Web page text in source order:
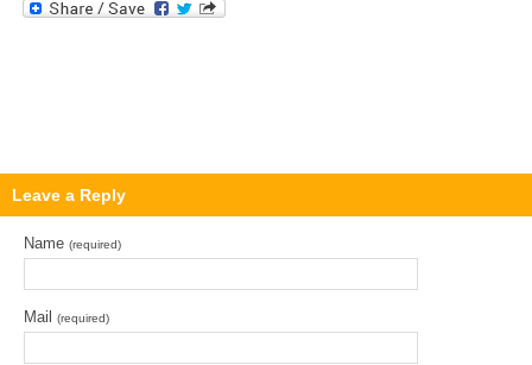
Leave a Reply
Name (required)
Mail (required)